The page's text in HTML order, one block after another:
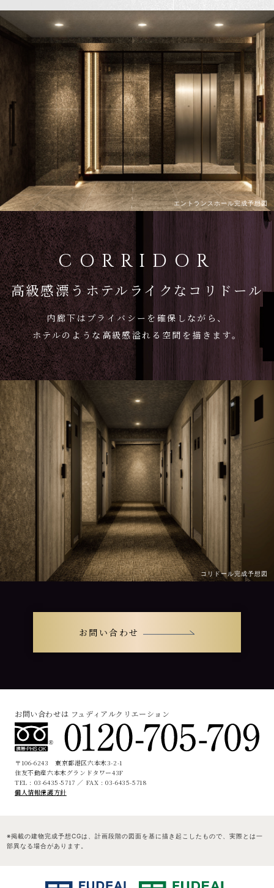
エントランスホール完成予想図
CORRIDOR
高級感漂うホテルライクなコリドール
内廊下はプライバシーを確保しながら、
ホテルのような高級感溢れる空間を描きます。
コリドール完成予想図
お問い合わせ
お問い合わせは フュディアルクリエーション
〒106-6243 東京都港区六本木3-2-1
住友不動産六本木グランドタワー43F
TEL : 03-6435-5717 ／ FAX : 03-6435-5718
個人情報保護方針
※掲載の建物完成予想CGは、計画段階の図面を基に描き起こしたもので、実際とは一
部異なる場合があります。